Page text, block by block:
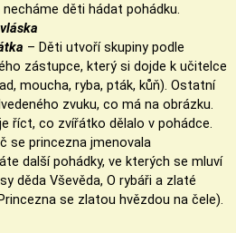
děti hádat pohádku.
– Děti utvoří skupiny podle
zástupce, který si dojde k učitelce
moucha, ryba, pták, kůň). Ostatní
zvuku, co má na obrázku.
říct, co zvířátko dělalo v pohádce.
se princezna jmenovala
další pohádky, ve kterých se mluví
děda Vševěda, O rybáři a zlaté
se zlatou hvězdou na čele).